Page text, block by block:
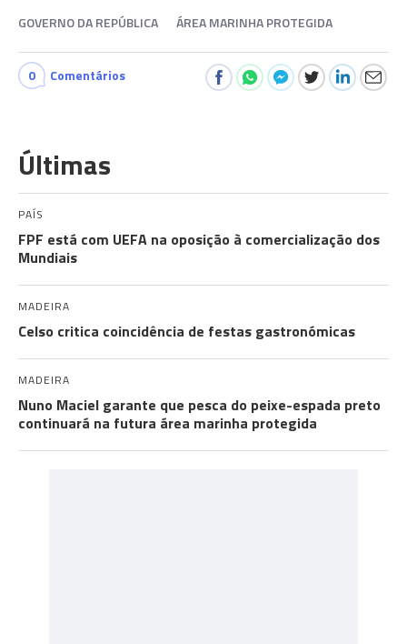
GOVERNO DA REPÚBLICA ÁREA MARINHA PROTEGIDA
0 Comentários
Últimas
PAÍS
FPF está com UEFA na oposição à comercialização dos
Mundiais
MADEIRA
Celso critica coincidência de festas gastronómicas
MADEIRA
Nuno Maciel garante que pesca do peixe-espada preto
continuará na futura área marinha protegida